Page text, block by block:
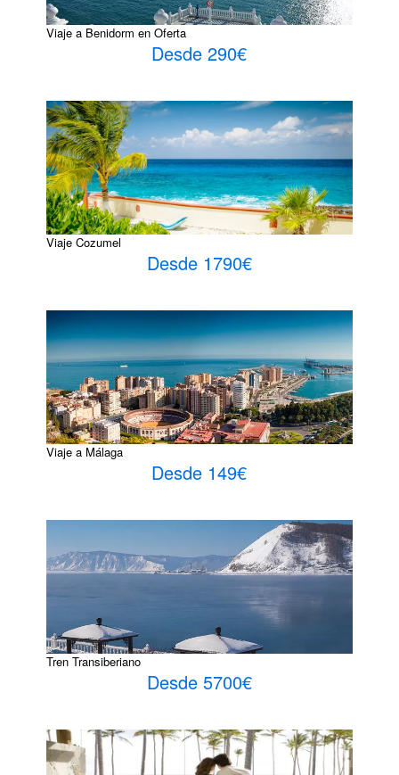
Viaje a Benidorm en Oferta
Desde 290€
Viaje Cozumel
Desde 1790€
Viaje a Málaga
Desde 149€
Tren Transiberiano
Desde 5700€